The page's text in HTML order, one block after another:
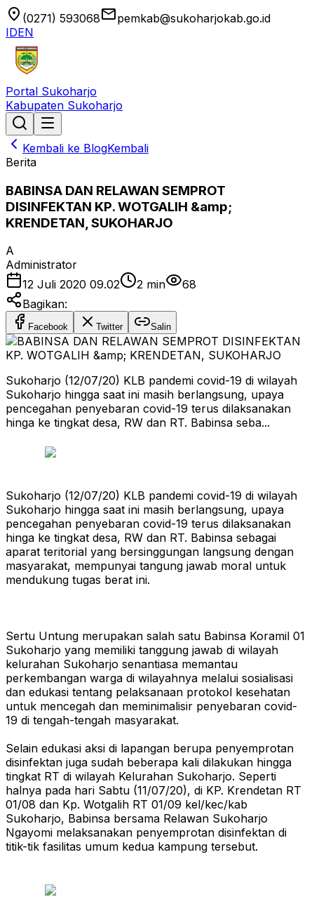
location_on (0271) 593068emailpemkab@sukoharjokab.go.id
IDEN
Portal Sukoharjo
Kabupaten Sukoharjo
Kembali ke BlogKembali
Berita
BABINSA DAN RELAWAN SEMPROT
DISINFEKTAN KP. WOTGALIH &amp;
KRENDETAN, SUKOHARJO
A
Administrator
12 Juli 2020 09.02
2 min
68
Bagikan:
Facebook Twitter Salin
Sukoharjo (12/07/20) KLB pandemi covid-19 di wilayah
Sukoharjo hingga saat ini masih berlangsung, upaya
pencegahan penyebaran covid-19 terus dilaksanakan
hinga ke tingkat desa, RW dan RT. Babinsa seba...
Sukoharjo (12/07/20) KLB pandemi covid-19 di wilayah
Sukoharjo hingga saat ini masih berlangsung, upaya
pencegahan penyebaran covid-19 terus dilaksanakan
hinga ke tingkat desa, RW dan RT. Babinsa sebagai
aparat teritorial yang bersinggungan langsung dengan
masyarakat, mempunyai tangung jawab moral untuk
mendukung tugas berat ini.
Sertu Untung merupakan salah satu Babinsa Koramil 01
Sukoharjo yang memiliki tanggung jawab di wilayah
kelurahan Sukoharjo senantiasa memantau
perkembangan warga di wilayahnya melalui sosialisasi
dan edukasi tentang pelaksanaan protokol kesehatan
untuk mencegah dan meminimalisir penyebaran covid-
19 di tengah-tengah masyarakat.
Selain edukasi aksi di lapangan berupa penyemprotan
disinfektan juga sudah beberapa kali dilakukan hingga
tingkat RT di wilayah Kelurahan Sukoharjo. Seperti
halnya pada hari Sabtu (11/07/20), di KP. Krendetan RT
01/08 dan Kp. Wotgalih RT 01/09 kel/kec/kab
Sukoharjo, Babinsa bersama Relawan Sukoharjo
Ngayomi melaksanakan penyemprotan disinfektan di
titik-tik fasilitas umum kedua kampung tersebut.